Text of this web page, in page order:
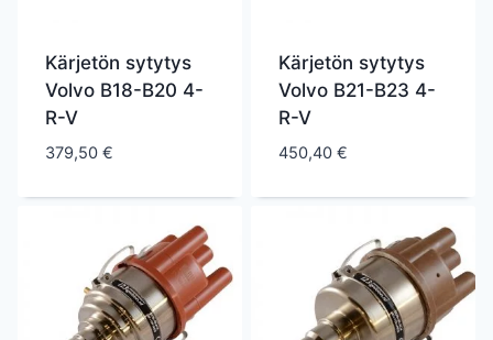
Kärjetön sytytys
Volvo B18-B20 4-
R-V
379,50 €
Kärjetön sytytys
Volvo B21-B23 4-
R-V
450,40 €